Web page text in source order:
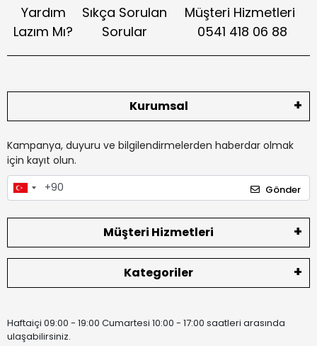
Yardım
Lazım Mı?
Sıkça Sorulan
Sorular
Müşteri Hizmetleri
0541 418 06 88
Kurumsal
Kampanya, duyuru ve bilgilendirmelerden haberdar olmak
için kayıt olun.
Gönder
Müşteri Hizmetleri
Kategoriler
Haftaiçi 09:00 - 19:00 Cumartesi 10:00 - 17:00 saatleri arasında
ulaşabilirsiniz.